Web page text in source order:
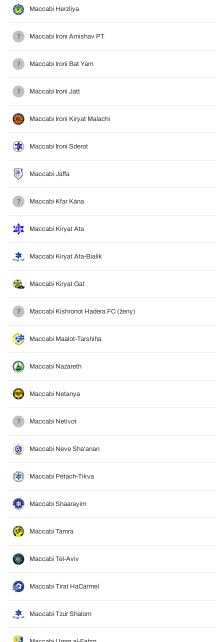
Maccabi Herzliya
Maccabi Ironi Amishav PT
Maccabi Ironi Bat Yam
Maccabi Ironi Jatt
Maccabi Ironi Kiryat Malachi
Maccabi Ironi Sderot
Maccabi Jaffa
Maccabi Kfar Kána
Maccabi Kiryat Ata
Maccabi Kiryat Ata-Bialik
Maccabi Kiryat Gat
Maccabi Kishronot Hadera FC (ženy)
Maccabi Maalot-Tarshiha
Maccabi Nazareth
Maccabi Netanya
Maccabi Netivot
Maccabi Neve Sha'anan
Maccabi Petach-Tikva
Maccabi Shaarayim
Maccabi Tamra
Maccabi Tel-Aviv
Maccabi Tirat HaCarmel
Maccabi Tzur Shalom